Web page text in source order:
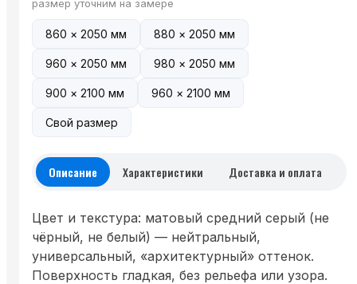
размер уточним на замере
860 × 2050 мм 880 × 2050 мм
960 × 2050 мм 980 × 2050 мм
900 × 2100 мм 960 × 2100 мм
Свой размер
Описание Характеристики Доставка и оплата
Цвет и текстура: матовый средний серый (не
чёрный, не белый) — нейтральный,
универсальный, «архитектурный» оттенок.
Поверхность гладкая, без рельефа или узора.